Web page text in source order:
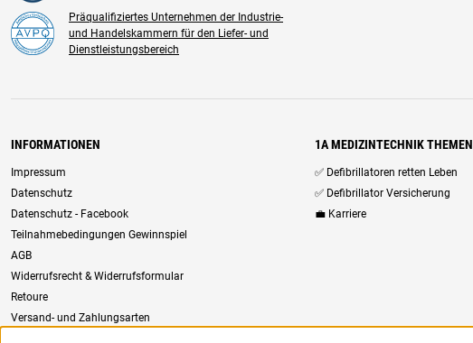
Präqualifiziertes Unternehmen der Industrie-
und Handelskammern für den Liefer- und
Dienstleistungsbereich
INFORMATIONEN
Impressum
Datenschutz
Datenschutz - Facebook
Teilnahmebedingungen Gewinnspiel
AGB
Widerrufsrecht & Widerrufsformular
Retoure
Versand- und Zahlungsarten
1A MEDIZINTECHNIK THEMEN
✅ Defibrillatoren retten Leben
✅ Defibrillator Versicherung
💼 Karriere